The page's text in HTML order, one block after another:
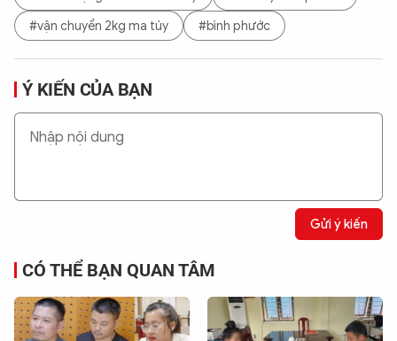
#vận chuyển 2kg ma túy
#bình phước
Ý KIẾN CỦA BẠN
Gửi ý kiến
CÓ THỂ BẠN QUAN TÂM